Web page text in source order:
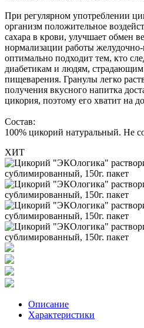
При регулярном употреблении
организм положительное
сахара в крови, улучшает обмен
нормализации работы
оптимально подходит тем, кто
диабетикам и людям, страдающим
пищеварения. Гранулы легко
получения вкусного напитка
цикория, поэтому его хватит на
Состав:
100% цикорий натуральный. Не
ХИТ
Описание
Характеристики